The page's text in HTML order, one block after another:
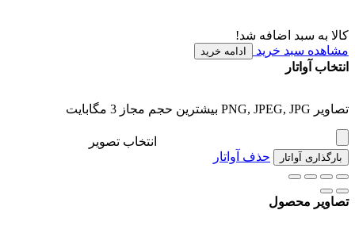
کالا به سبد اضافه شد!
مشاهده سبد خرید
ادامه خرید
انتخاب آواتار
تصاویر PNG, JPEG, JPG بیشترین حجم مجاز 3 مگابایت
انتخاب تصویر
بارگذاری آواتار حذف آواتار
تصاویر محصول